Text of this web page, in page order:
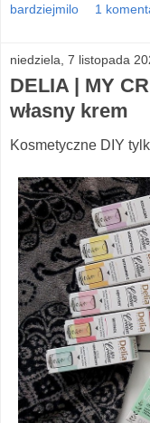
bardziejmilo 1
niedziela, 7 listopada
DELIA | MY
własny krem
Kosmetyczne DIY